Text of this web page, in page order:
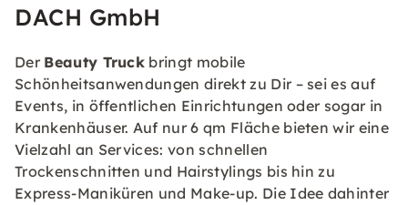
DACH GmbH
Der Beauty Truck bringt mobile
Schönheitsanwendungen direkt zu Dir – sei es auf
Events, in öffentlichen Einrichtungen oder sogar in
Krankenhäuser. Auf nur 6 qm Fläche bieten wir eine
Vielzahl an Services: von schnellen
Trockenschnitten und Hairstylings bis hin zu
Express-Maniküren und Make-up. Die Idee dahinter